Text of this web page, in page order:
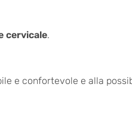
cervicale.
e confortevole e alla